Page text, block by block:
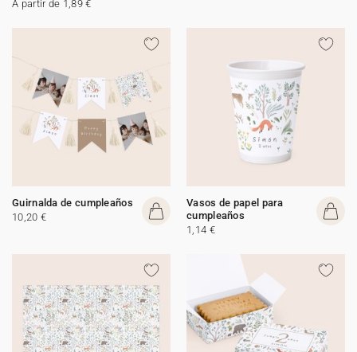
A partir de 1,89 €
Guirnalda de cumpleaños
10,20 €
Vasos de papel para
cumpleaños
1,14 €